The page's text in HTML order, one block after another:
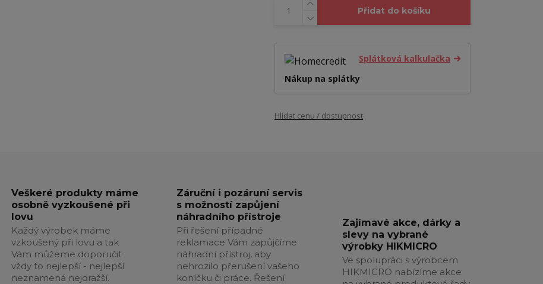
Přidat do košíku
Splátková kalkulačka
Nákup na splátky
Hlídat cenu / dostupnost
Veškeré produkty máme
osobně vyzkoušené při
lovu
Každý výrobek máme
vzkoušený při lovu a tak
Vám můžeme doporučit
vždy to nejlepší - nejlepší
neznamená nejdražší.
Záruční i pozáruní servis
s možností zapůjení
náhradního přístroje
Při řešení případné
reklamace Vám zapůjčíme
náhradní přístroj, aby
nehrozilo přerušení vašeho
koníčku či práce. Řešení
Zajímavé akce, dárky a
slevy na vybrané
výrobky HIKMICRO
Ve spolupráci s výrobcem
HIKMICRO nabízíme akce